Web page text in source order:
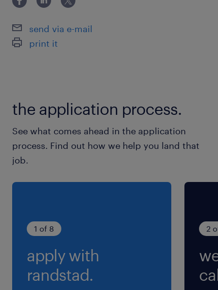
高品質な建材を生み出しています。
最寄駅
東武伊勢崎線／境町駅（車5分）
休日休暇
土日は基本休み（稀に土曜出勤あり）で祝日は出
勤となります。※会社カレンダー有
就業時間
残業
残業は基本的にありません。繁忙期のみ月10時間
程度発生します。
send via e-mail
print it
the application process.
See what comes ahead in the application
process. Find out how we help you land that
job.
1 of 8
apply with
randstad.
2